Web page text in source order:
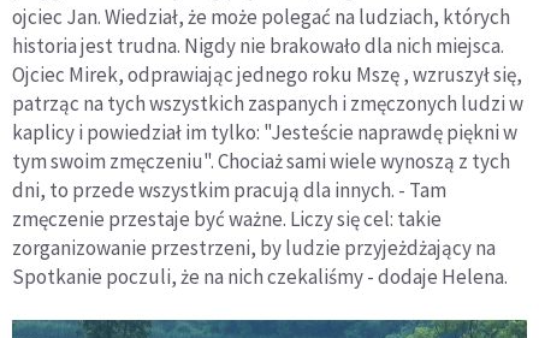
ojciec Jan. Wiedział, że może polegać na ludziach, których
historia jest trudna. Nigdy nie brakowało dla nich miejsca.
Ojciec Mirek, odprawiając jednego roku Mszę , wzruszył się,
patrząc na tych wszystkich zaspanych i zmęczonych ludzi w
kaplicy i powiedział im tylko: "Jesteście naprawdę piękni w
tym swoim zmęczeniu". Chociaż sami wiele wynoszą z tych
dni, to przede wszystkim pracują dla innych. - Tam
zmęczenie przestaje być ważne. Liczy się cel: takie
zorganizowanie przestrzeni, by ludzie przyjeżdżający na
Spotkanie poczuli, że na nich czekaliśmy - dodaje Helena.